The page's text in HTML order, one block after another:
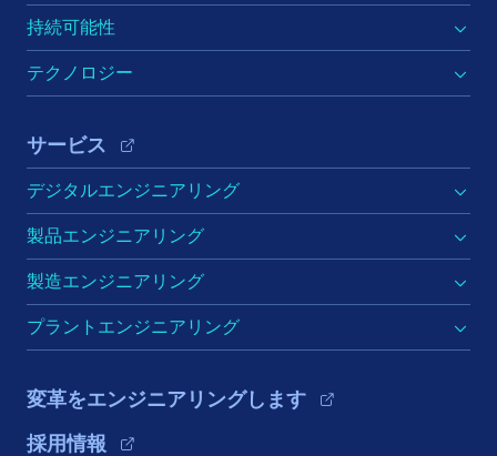
持続可能性
テクノロジー
サービス
デジタルエンジニアリング
製品エンジニアリング
製造エンジニアリング
プラントエンジニアリング
変革をエンジニアリングします
採用情報